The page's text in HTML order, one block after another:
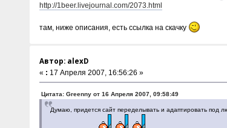
http://1beer.livejournal.com/2073.html
там, ниже описания, есть ссылка на скачку
Автор: alexD
« : 17 Апреля 2007, 16:56:26 »
Цитата: Greenny от 16 Апреля 2007, 09:58:49
Думаю, придется сайт переделывать и адаптировать под